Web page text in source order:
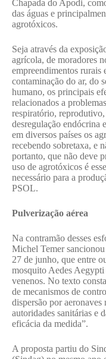
Chapada do Apodi,
das águas e
agrotóxicos.
Seja através da
agrícola, de moradores
empreendimentos rurais
contaminação do ar, do
humano, os principais
relacionados a
respiratório,
desregulação endócrina
em diversos países os
recebendo sobretaxa, e
portanto, que não deve
uso de agrotóxicos é
necessário para a
PSOL.
Pulverização aérea
Na contramão desses
Michel Temer
27 de junho, que entre
mosquito Aedes
venenos. No texto
de mecanismos de
dispersão por aeronaves
autoridades sanitárias e
eficácia da medida”.
A proposta partiu do